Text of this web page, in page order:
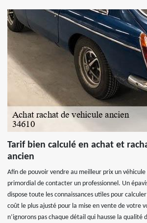
Tarif bien calculé en achat et
ancien
Afin de pouvoir vendre au meilleur prix un véhicule
primordial de contacter un professionnel. Un
dispose toute les connaissances utiles pour
coût le plus ajusté pour la mise en vente de votre
n’ignorons pas chaque détail qui hausse la qualité